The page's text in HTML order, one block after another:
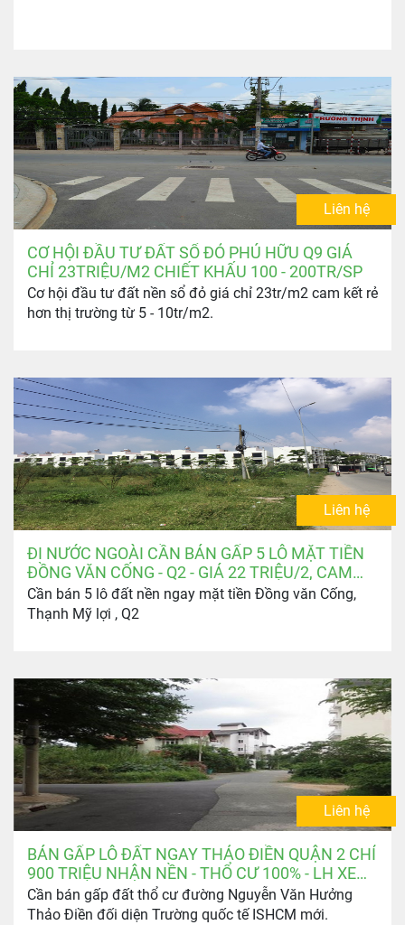
Liên hệ
CƠ HỘI ĐẦU TƯ ĐẤT SỔ ĐỎ PHÚ HỮU Q9 GIÁ
CHỈ 23TRIỆU/M2 CHIẾT KHẤU 100 - 200TR/SP
Cơ hội đầu tư đất nền sổ đỏ giá chỉ 23tr/m2 cam kết rẻ
hơn thị trường từ 5 - 10tr/m2.
Liên hệ
ĐI NƯỚC NGOÀI CẦN BÁN GẤP 5 LÔ MẶT TIỀN
ĐỒNG VĂN CỐNG - Q2 - GIÁ 22 TRIỆU/2, CAM
KẾT MỀM NHẤT THỊ TRƯỜNG
Cần bán 5 lô đất nền ngay mặt tiền Đồng văn Cống,
Thạnh Mỹ lợi , Q2
Liên hệ
BÁN GẤP LÔ ĐẤT NGAY THẢO ĐIỀN QUẬN 2 CHỈ
900 TRIỆU NHẬN NỀN - THỔ CƯ 100% - LH XEM
ĐẤT: 0903.346.674
Cần bán gấp đất thổ cư đường Nguyễn Văn Hưởng
Thảo Điền đối diện Trường quốc tế ISHCM mới.